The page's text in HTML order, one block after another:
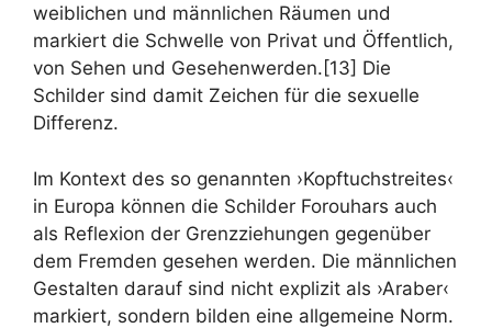
weiblichen und männlichen Räumen und
markiert die Schwelle von Privat und Öffentlich,
von Sehen und Gesehenwerden.[13] Die
Schilder sind damit Zeichen für die sexuelle
Differenz.
Im Kontext des so genannten ›Kopftuchstreites‹
in Europa können die Schilder Forouhars auch
als Reflexion der Grenzziehungen gegenüber
dem Fremden gesehen werden. Die männlichen
Gestalten darauf sind nicht explizit als ›Araber‹
markiert, sondern bilden eine allgemeine Norm.